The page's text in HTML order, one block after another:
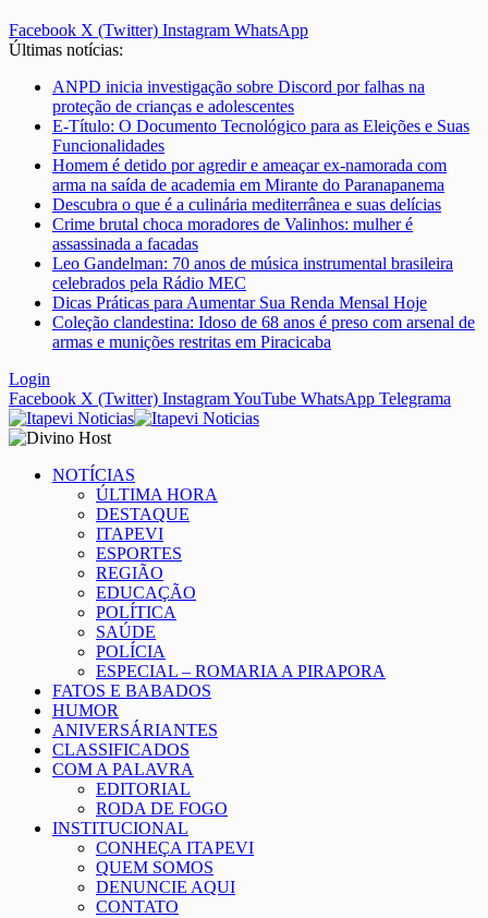
Facebook X (Twitter) Instagram WhatsApp
Últimas notícias:
ANPD inicia investigação sobre Discord por falhas na
proteção de crianças e adolescentes
E-Título: O Documento Tecnológico para as Eleições e Suas
Funcionalidades
Homem é detido por agredir e ameaçar ex-namorada com
arma na saída de academia em Mirante do Paranapanema
Descubra o que é a culinária mediterrânea e suas delícias
Crime brutal choca moradores de Valinhos: mulher é
assassinada a facadas
Leo Gandelman: 70 anos de música instrumental brasileira
celebrados pela Rádio MEC
Dicas Práticas para Aumentar Sua Renda Mensal Hoje
Coleção clandestina: Idoso de 68 anos é preso com arsenal de
armas e munições restritas em Piracicaba
Login
Facebook X (Twitter) InstagramYouTube WhatsApp Telegrama
NOTÍCIAS
ÚLTIMA HORA
DESTAQUE
ITAPEVI
ESPORTES
REGIÃO
EDUCAÇÃO
POLÍTICA
SAÚDE
POLÍCIA
ESPECIAL – ROMARIA A PIRAPORA
FATOS E BABADOS
HUMOR
ANIVERSÁRIANTES
CLASSIFICADOS
COM A PALAVRA
EDITORIAL
RODA DE FOGO
INSTITUCIONAL
CONHEÇA ITAPEVI
QUEM SOMOS
DENUNCIE AQUI
CONTATO